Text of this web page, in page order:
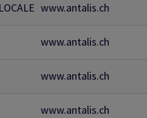
www.antalis.ch
www.antalis.ch
www.antalis.ch
www.antalis.ch